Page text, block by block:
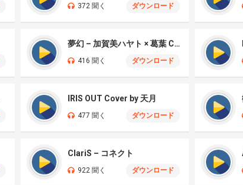
372 聞く ダウンロード
夢幻 – 加賀美ハヤト × 葛葉 Cover
416 聞く ダウンロード
IRIS OUT Cover by 天月
477 聞く ダウンロード
ClariS – コネクト
922 聞く ダウンロード